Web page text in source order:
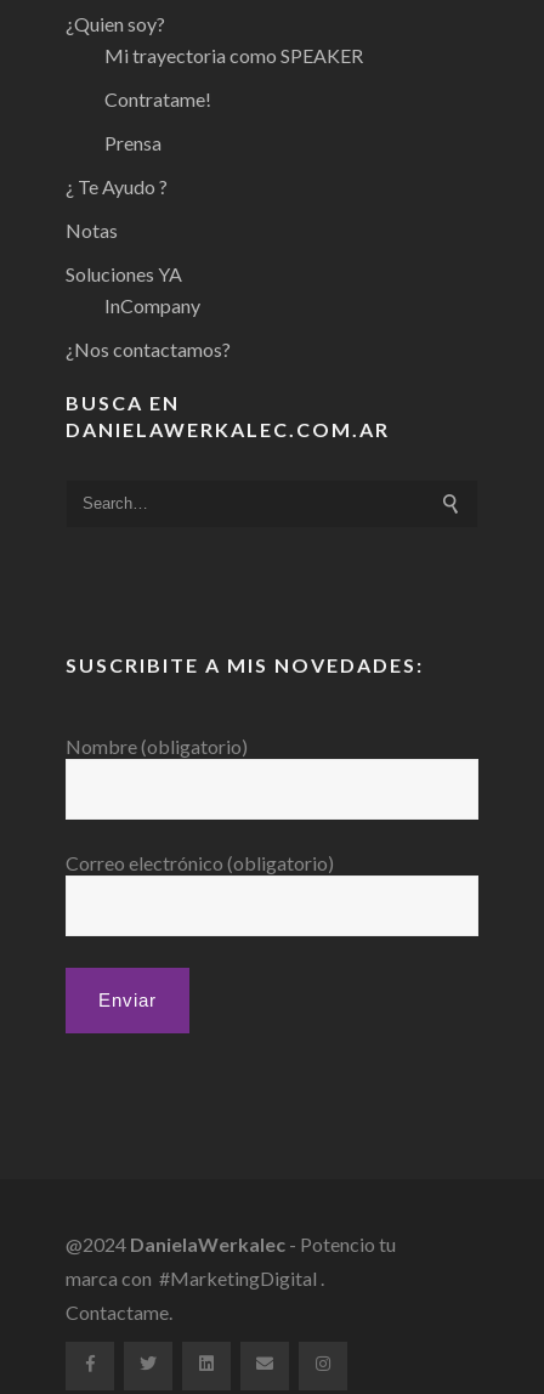
¿Quien soy?
Mi trayectoria como SPEAKER
Contratame!
Prensa
¿ Te Ayudo ?
Notas
Soluciones YA
InCompany
¿Nos contactamos?
BUSCA EN
DANIELAWERKALEC.COM.AR
SUSCRIBITE A MIS NOVEDADES:
Nombre (obligatorio)
Correo electrónico (obligatorio)
@2024 DanielaWerkalec - Potencio tu
marca con #MarketingDigital .
Contactame.